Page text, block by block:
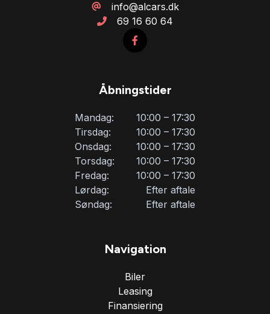
info@alcars.dk
69 16 60 64
Åbningstider
Mandag:
10:00 – 17:30
Tirsdag:
10:00 – 17:30
Onsdag:
10:00 – 17:30
Torsdag:
10:00 – 17:30
Fredag:
10:00 – 17:30
Lørdag:
Efter aftale
Søndag:
Efter aftale
Navigation
Biler
Leasing
Finansiering